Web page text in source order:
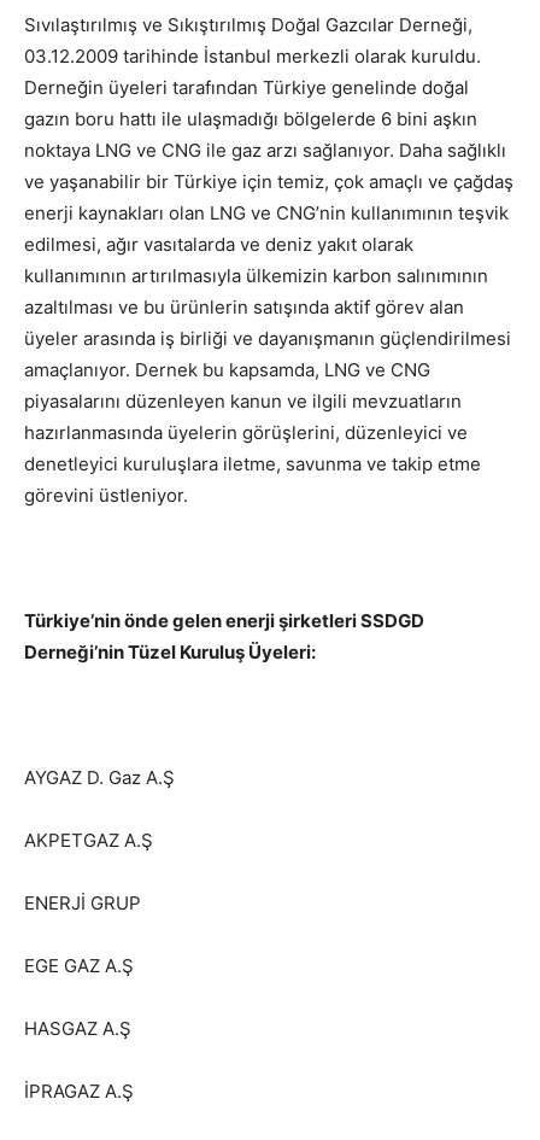
Sıvılaştırılmış ve Sıkıştırılmış Doğal Gazcılar Derneği,
03.12.2009 tarihinde İstanbul merkezli olarak kuruldu.
Derneğin üyeleri tarafından Türkiye genelinde doğal
gazın boru hattı ile ulaşmadığı bölgelerde 6 bini aşkın
noktaya LNG ve CNG ile gaz arzı sağlanıyor. Daha sağlıklı
ve yaşanabilir bir Türkiye için temiz, çok amaçlı ve çağdaş
enerji kaynakları olan LNG ve CNG’nin kullanımının teşvik
edilmesi, ağır vasıtalarda ve deniz yakıt olarak
kullanımının artırılmasıyla ülkemizin karbon salınımının
azaltılması ve bu ürünlerin satışında aktif görev alan
üyeler arasında iş birliği ve dayanışmanın güçlendirilmesi
amaçlanıyor. Dernek bu kapsamda, LNG ve CNG
piyasalarını düzenleyen kanun ve ilgili mevzuatların
hazırlanmasında üyelerin görüşlerini, düzenleyici ve
denetleyici kuruluşlara iletme, savunma ve takip etme
görevini üstleniyor.
Türkiye’nin önde gelen enerji şirketleri SSDGD
Derneği’nin Tüzel Kuruluş Üyeleri:
AYGAZ D. Gaz A.Ş
AKPETGAZ A.Ş
ENERJİ GRUP
EGE GAZ A.Ş
HASGAZ A.Ş
İPRAGAZ A.Ş